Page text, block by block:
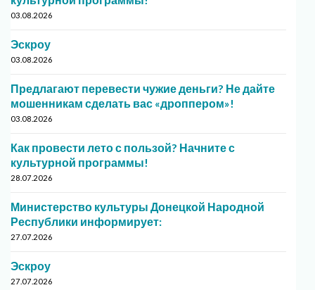
03.08.2026
Эскроу
03.08.2026
Предлагают перевести чужие деньги? Не дайте
мошенникам сделать вас «дроппером»!
03.08.2026
Как провести лето с пользой? Начните с
культурной программы!
28.07.2026
Министерство культуры Донецкой Народной
Республики информирует:
27.07.2026
Эскроу
27.07.2026